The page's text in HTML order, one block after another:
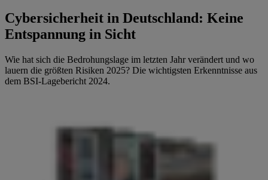
Cybersicherheit in Deutschland: Keine
Entspannung in Sicht
Wie hat sich die Bedrohungslage im letzten Jahr verändert und wo
lauern die größten Risiken 2025? Die wichtigsten Erkenntnisse aus
dem BSI-Lagebericht 2024.